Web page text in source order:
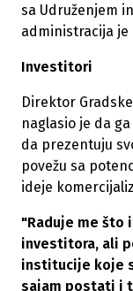
sa Udruženjem
administracija je
Investitori
Direktor
naglasio je da
da prezentuju
povežu sa
ideje
"Raduje me što
investitora, ali
institucije koje
sajam postati i